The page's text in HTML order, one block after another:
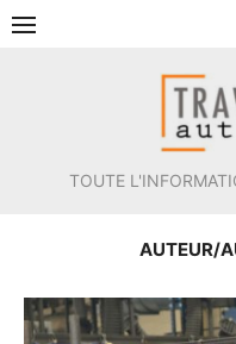
Aller
TOUTE
AUTEUR/